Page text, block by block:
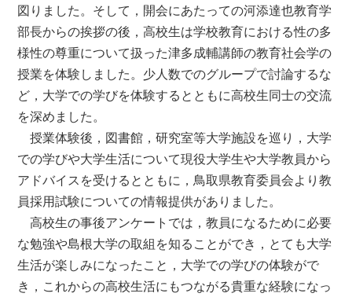
図りました。そして，開会にあたっての河添達也教育学
部長からの挨拶の後，高校生は学校教育における性の多
様性の尊重について扱った津多成輔講師の教育社会学の
授業を体験しました。少人数でのグループで討論するな
ど，大学での学びを体験するとともに高校生同士の交流
を深めました。
授業体験後，図書館，研究室等大学施設を巡り，大学
での学びや大学生活について現役大学生や大学教員から
アドバイスを受けるとともに，鳥取県教育委員会より教
員採用試験についての情報提供がありました。
高校生の事後アンケートでは，教員になるために必要
な勉強や島根大学の取組を知ることができ，とても大学
生活が楽しみになったこと，大学での学びの体験がで
き，これからの高校生活にもつながる貴重な経験になっ